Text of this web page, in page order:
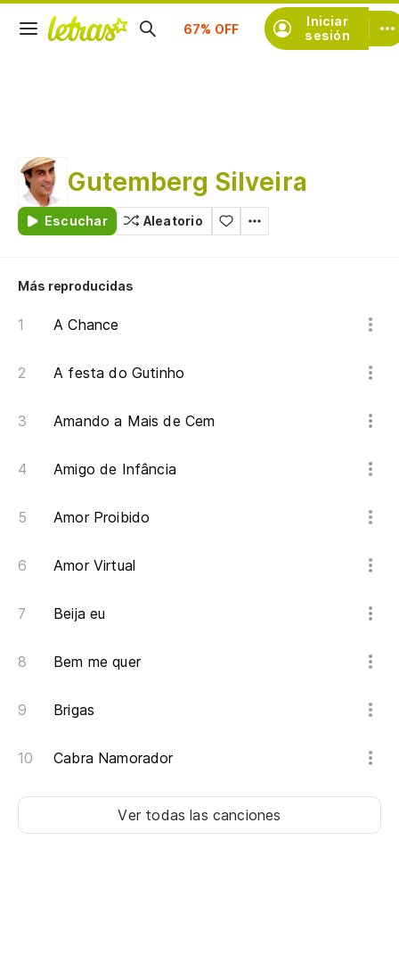
Iniciar
sesión
Suscríbete
Gutemberg Silveira
Escuchar Aleatorio
Más reproducidas
A Chance
A festa do Gutinho
Amando a Mais de Cem
Amigo de Infância
Amor Proibido
Amor Virtual
Beija eu
Bem me quer
Brigas
Cabra Namorador
Ver todas las canciones